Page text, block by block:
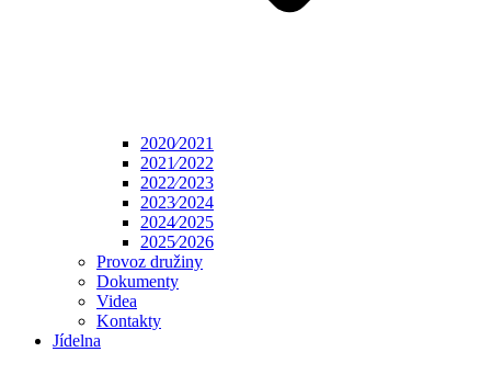
2020⁄2021
2021⁄2022
2022⁄2023
2023⁄2024
2024⁄2025
2025⁄2026
Provoz družiny
Dokumenty
Videa
Kontakty
Jídelna